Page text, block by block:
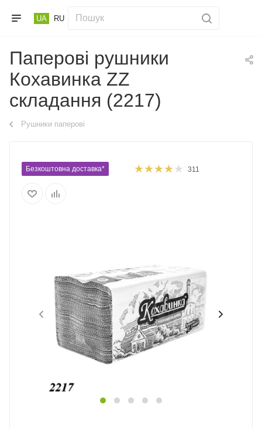
UA RU
Паперові рушники
Кохавинка ZZ
складання (2217)
Рушники паперові
Безкоштовна доставка* 311